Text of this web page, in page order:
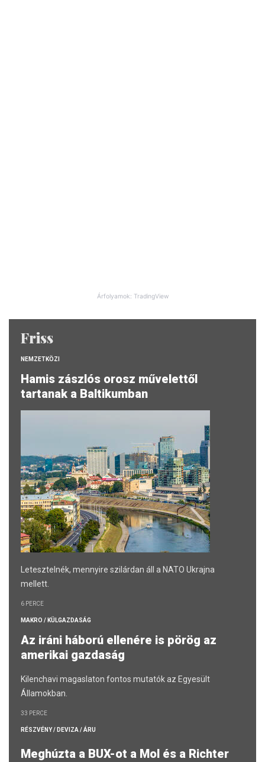
Árfolyamok: TradingView
Friss
NEMZETKÖZI
Hamis zászlós orosz művelettől
tartanak a Baltikumban
Letesztelnék, mennyire szilárdan áll a NATO Ukrajna
mellett.
6 PERCE
MAKRO / KÜLGAZDASÁG
Az iráni háború ellenére is pörög az
amerikai gazdaság
Kilenchavi magaslaton fontos mutatók az Egyesült
Államokban.
33 PERCE
RÉSZVÉNY / DEVIZA / ÁRU
Meghúzta a BUX-ot a Mol és a Richter